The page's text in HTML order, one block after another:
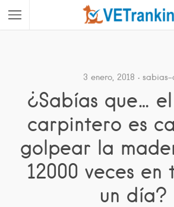
3 enero, 2018 sabias-
¿Sabías que…
carpintero es
golpear la
12000 veces en
un día?